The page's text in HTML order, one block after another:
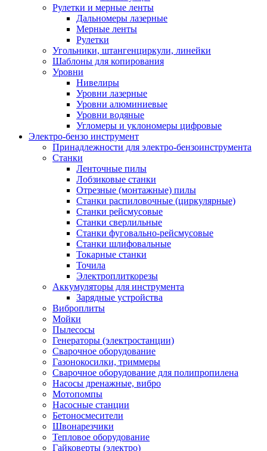
Рулетки и мерные ленты
Дальномеры лазерные
Мерные ленты
Рулетки
Угольники, штангенциркули, линейки
Шаблоны для копирования
Уровни
Нивелиры
Уровни лазерные
Уровни алюминиевые
Уровни водяные
Угломеры и уклономеры цифровые
Электро-бензо инструмент
Принадлежности для электро-бензоинструмента
Станки
Ленточные пилы
Лобзиковые станки
Отрезные (монтажные) пилы
Станки распиловочные (циркулярные)
Станки рейсмусовые
Станки сверлильные
Станки фуговально-рейсмусовые
Станки шлифовальные
Токарные станки
Точила
Электроплиткорезы
Аккумуляторы для инструмента
Зарядные устройства
Виброплиты
Мойки
Пылесосы
Генераторы (электростанции)
Сварочное оборудование
Газонокосилки, триммеры
Сварочное оборудование для полипропилена
Насосы дренажные, вибро
Мотопомпы
Насосные станции
Бетоносмесители
Швонарезчики
Тепловое оборудование
Гайковерты (электро)